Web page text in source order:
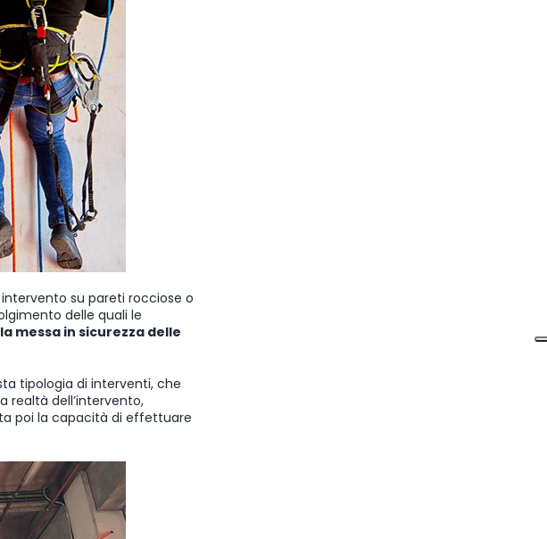
su pareti rocciose o
delle quali le
messa in sicurezza delle
tipologia di interventi, che
realtà dell’intervento,
poi la capacità di effettuare